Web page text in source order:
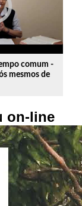
comum -
mesmos de
on-line